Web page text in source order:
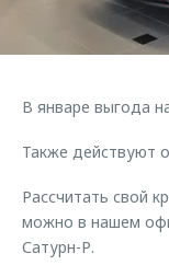
Страхование
Кредитный
Аксессуары
Оригинальные
Запчасти
Трейд-ин
Руководства по
Клиентская
O&J Автоклуб
Приложение O&J
Аксессуары
Одежда и сувениры
Обратная связь
В январе выгода
Также действуют
Рассчитать свой
можно в нашем
Сатурн-Р.